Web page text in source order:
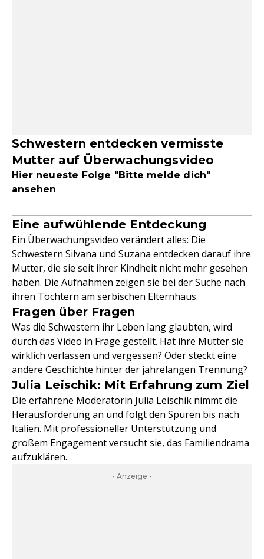
Schwestern entdecken vermisste
Mutter auf Überwachungsvideo
Hier neueste Folge "Bitte melde dich"
ansehen
Eine aufwühlende Entdeckung
Ein Überwachungsvideo verändert alles: Die
Schwestern Silvana und Suzana entdecken darauf ihre
Mutter, die sie seit ihrer Kindheit nicht mehr gesehen
haben. Die Aufnahmen zeigen sie bei der Suche nach
ihren Töchtern am serbischen Elternhaus.
Fragen über Fragen
Was die Schwestern ihr Leben lang glaubten, wird
durch das Video in Frage gestellt. Hat ihre Mutter sie
wirklich verlassen und vergessen? Oder steckt eine
andere Geschichte hinter der jahrelangen Trennung?
Julia Leischik: Mit Erfahrung zum Ziel
Die erfahrene Moderatorin Julia Leischik nimmt die
Herausforderung an und folgt den Spuren bis nach
Italien. Mit professioneller Unterstützung und
großem Engagement versucht sie, das Familiendrama
aufzuklären.
- Anzeige -